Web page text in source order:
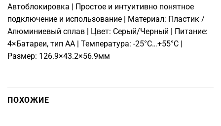
Автоблокировка | Простое и интуитивно понятное
подключение и использование | Материал: Пластик /
Алюминиевый сплав | Цвет: Серый/Черный | Питание:
4×Батареи, тип АА | Температура: -25°C…+55°C |
Размер: 126.9×43.2×56.9мм
ПОХОЖИЕ